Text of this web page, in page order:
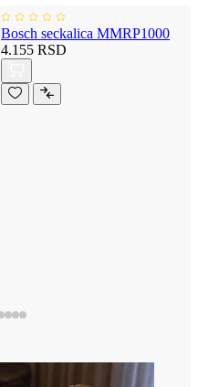
Bosch seckalica MMRP1000
4.155 RSD